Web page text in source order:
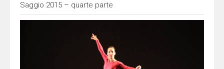
Saggio 2015 – quarte parte